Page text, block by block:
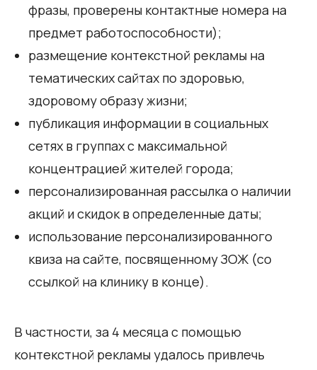
фразы, проверены контактные номера на
предмет работоспособности);
размещение контекстной рекламы на
тематических сайтах по здоровью,
здоровому образу жизни;
публикация информации в социальных
сетях в группах с максимальной
концентрацией жителей города;
персонализированная рассылка о наличии
акций и скидок в определенные даты;
использование персонализированного
квиза на сайте, посвященному ЗОЖ (со
ссылкой на клинику в конце).
В частности, за 4 месяца с помощью
контекстной рекламы удалось привлечь